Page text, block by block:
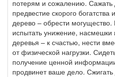
потерям и сожалению.
предвестие скорого
дерево – обрести
испытать унижение, насмешки
деревья – к счастью, нести
от физической нагрузки.
получение ценной
продвинет ваше дело.